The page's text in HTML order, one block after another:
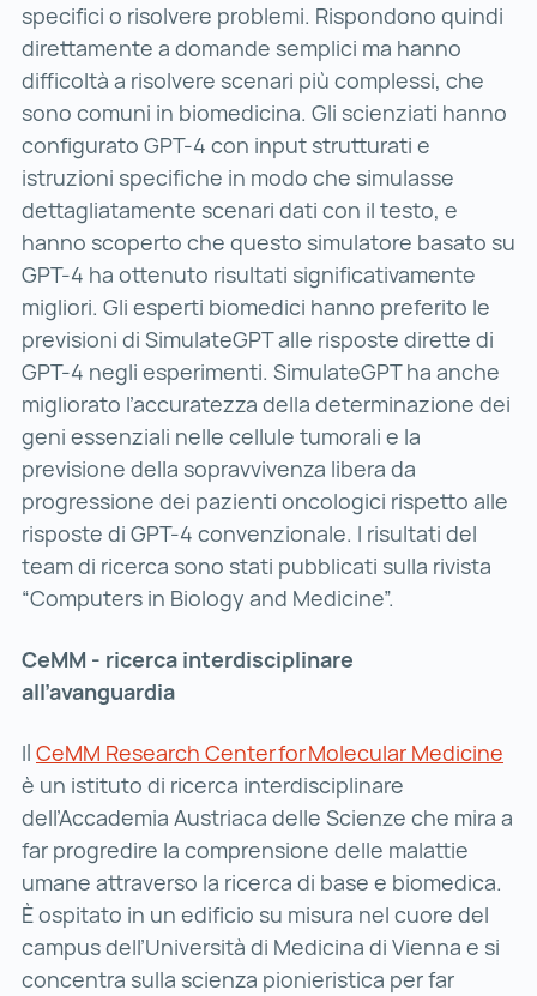
specifici o risolvere problemi. Rispondono quindi
direttamente a domande semplici ma hanno
difficoltà a risolvere scenari più complessi, che
sono comuni in biomedicina. Gli scienziati hanno
configurato GPT-4 con input strutturati e
istruzioni specifiche in modo che simulasse
dettagliatamente scenari dati con il testo, e
hanno scoperto che questo simulatore basato su
GPT-4 ha ottenuto risultati significativamente
migliori. Gli esperti biomedici hanno preferito le
previsioni di SimulateGPT alle risposte dirette di
GPT-4 negli esperimenti. SimulateGPT ha anche
migliorato l’accuratezza della determinazione dei
geni essenziali nelle cellule tumorali e la
previsione della sopravvivenza libera da
progressione dei pazienti oncologici rispetto alle
risposte di GPT-4 convenzionale. I risultati del
team di ricerca sono stati pubblicati sulla rivista
“Computers in Biology and Medicine”.
CeMM - ricerca interdisciplinare
all’avanguardia
Il CeMM Research Center for Molecular Medicine
è un istituto di ricerca interdisciplinare
dell’Accademia Austriaca delle Scienze che mira a
far progredire la comprensione delle malattie
umane attraverso la ricerca di base e biomedica.
È ospitato in un edificio su misura nel cuore del
campus dell’Università di Medicina di Vienna e si
concentra sulla scienza pionieristica per far